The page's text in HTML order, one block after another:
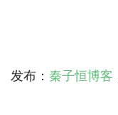
发布： 秦子恒博客